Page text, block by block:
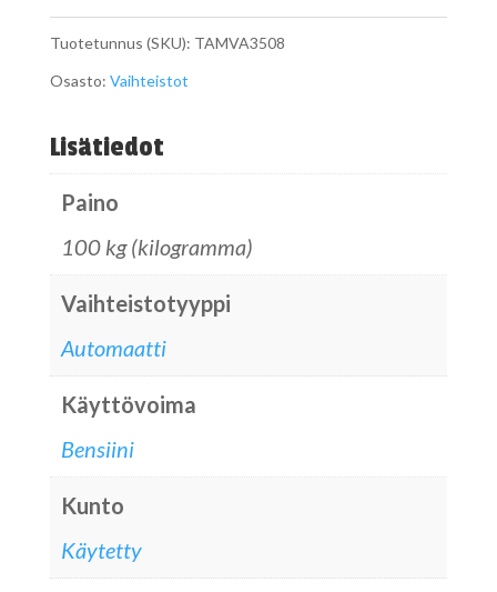
Tuotetunnus (SKU): TAMVA3508
Osasto: Vaihteistot
Lisätiedot
Paino
100 kg (kilogramma)
Vaihteistotyyppi
Automaatti
Käyttövoima
Bensiini
Kunto
Käytetty